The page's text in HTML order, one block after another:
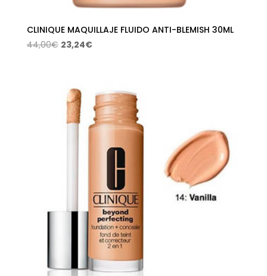
CLINIQUE MAQUILLAJE FLUIDO ANTI-BLEMISH 30ML
44,00€ El
era:
44,00€.
23,24€El
23,24€.